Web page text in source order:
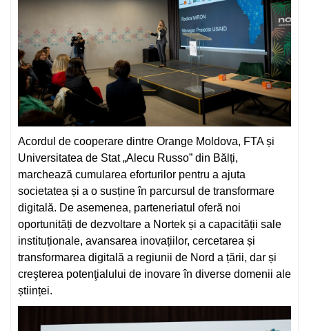
Acordul de cooperare dintre Orange Moldova, FTA și
Universitatea de Stat „Alecu Russo” din Bălți,
marchează cumularea eforturilor pentru a ajuta
societatea și a o susține în parcursul de transformare
digitală. De asemenea, parteneriatul oferă noi
oportunități de dezvoltare a Nortek și a capacității sale
instituționale, avansarea inovațiilor, cercetarea și
transformarea digitală a regiunii de Nord a țării, dar și
creşterea potenţialului de inovare în diverse domenii ale
științei.